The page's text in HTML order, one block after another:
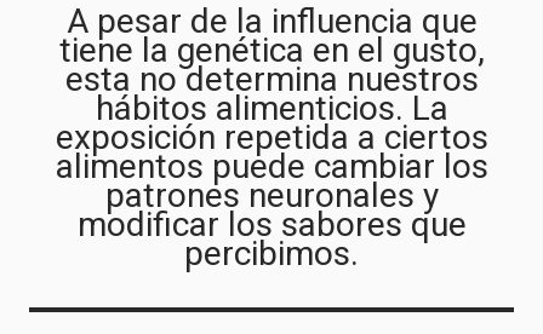
A pesar de la influencia que
tiene la genética en el gusto,
esta no determina nuestros
hábitos alimenticios. La
exposición repetida a ciertos
alimentos puede cambiar los
patrones neuronales y
modificar los sabores que
percibimos.